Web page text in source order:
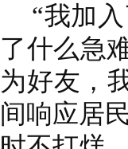
“我加
了什么急
为好友，
间响应居